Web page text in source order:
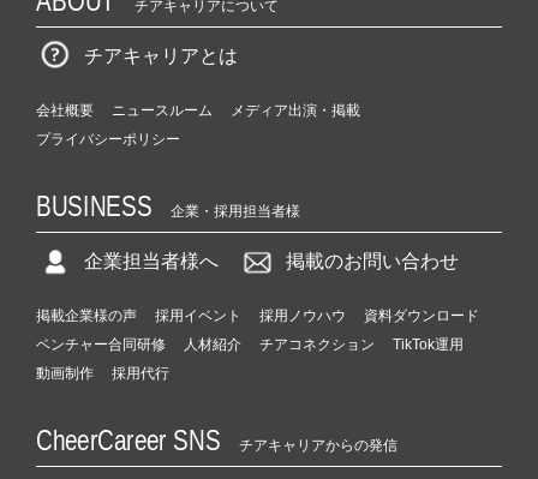
チアキャリアについて
チアキャリアとは
会社概要 ニュースルーム
メディア出演・掲載
プライバシーポリシー
BUSINESS 企業・採用担当者様
企業担当者様へ 掲載のお問い合わせ
掲載企業様の声 採用イベント 採用ノウハウ
資料ダウンロード
ベンチャー合同研修
人材紹介 チアコネクション
TikTok運用
動画制作
採用代行
CheerCareer SNS チアキャリアからの発信